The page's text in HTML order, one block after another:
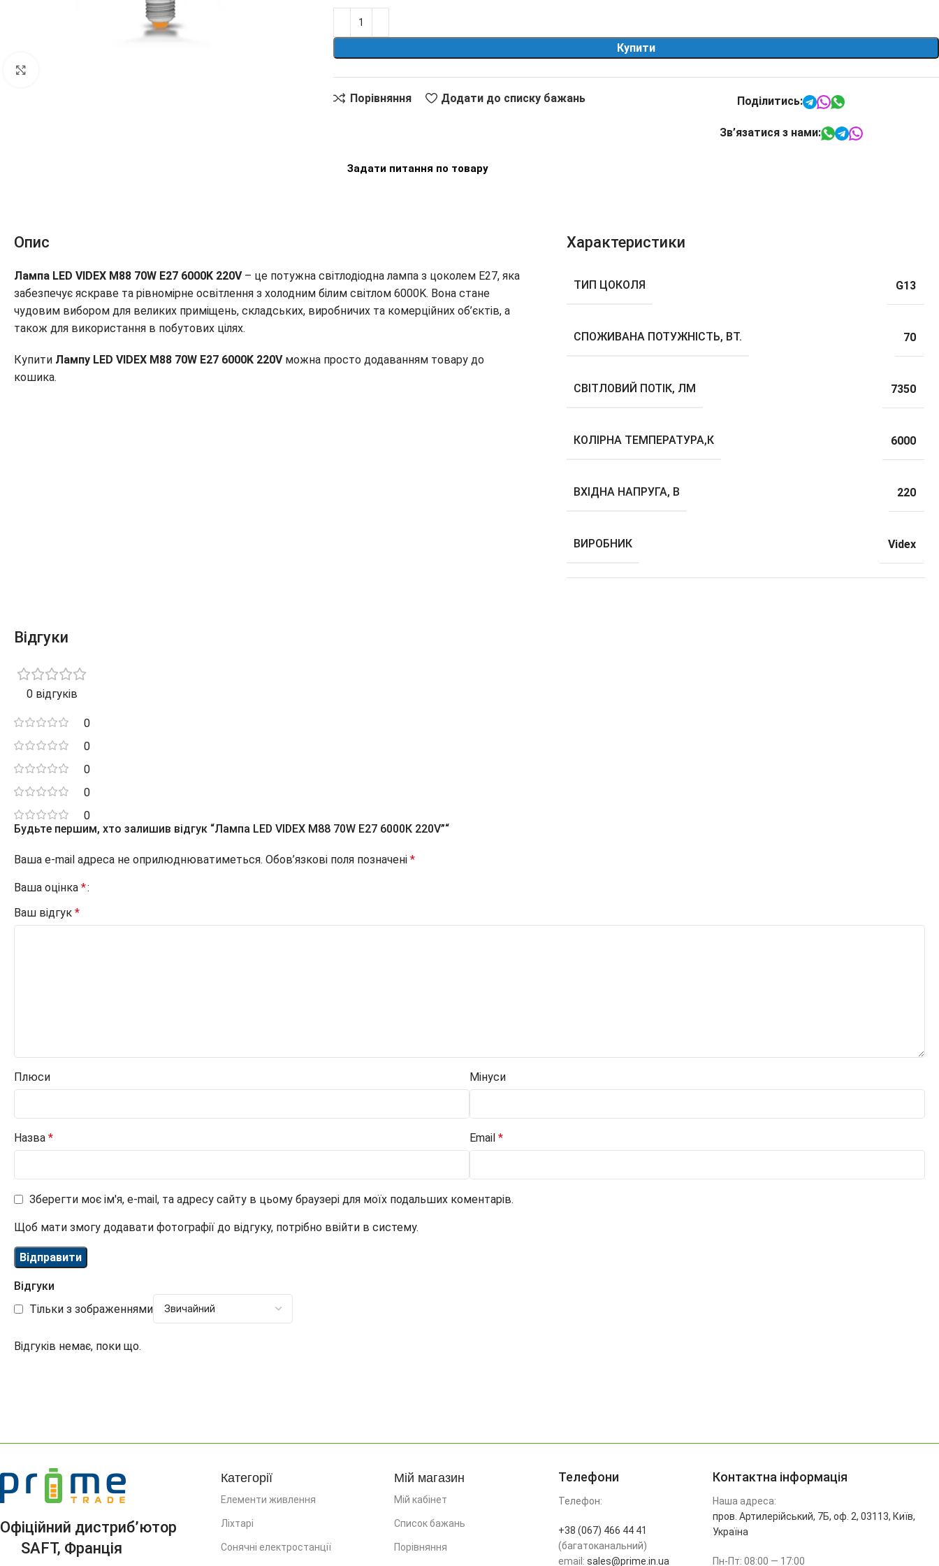
Купити
Порівняння Додати до списку бажань Поділитись:
Зв’язатися з нами:
Задати питання по товару
Опис
Лампа LED VIDEX M88 70W E27 6000K 220V– це потужна світлодіодна лампа з цоколем E27, яка
забезпечує яскраве та рівномірне освітлення з холодним білим світлом 6000K. Вона стане
чудовим вибором для великих приміщень, складських, виробничих та комерційних об’єктів, а
також для використання в побутових цілях.
Купити Лампу LED VIDEX M88 70W E27 6000K 220Vможна просто додаванням товару до
кошика.
Характеристики
ТИП ЦОКОЛЯ G13
СПОЖИВАНА ПОТУЖНІСТЬ, ВТ. 70
СВІТЛОВИЙ ПОТІК, ЛМ 7350
КОЛІРНА ТЕМПЕРАТУРА,К 6000
ВХІДНА НАПРУГА, В 220
ВИРОБНИК Videx
Відгуки
0 відгуків
0
0
0
0
0
Відгуки
Тільки з зображеннями
Відгуків немає, поки що.
Будьте першим, хто залишив відгук “Лампа LED VIDEX M88 70W E27 6000К 220V”“
Ваша e-mail адреса не оприлюднюватиметься. Обов’язкові поля позначені *
Ваша оцінка *
Ваш відгук *
Плюси Мінуси
Назва * Email *
Зберегти моє ім'я, e-mail, та адресу сайту в цьому браузері для моїх подальших коментарів.
Щоб мати змогу додавати фотографії до відгуку, потрібно ввійти в систему.
Офіційний дистриб’ютор
SAFT, Франція
Категорії
Елементи живлення
Ліхтарі
Сонячні електростанції
Мій магазин
Мій кабінет
Список бажань
Порівняння
Телефони
Телефон:
+38 (067) 466 44 41
(багатоканальний)
email:sales@prime.in.ua
Контактна інформація
Наша адреса:
пров. Артилерійський, 7Б, оф. 2, 03113, Київ,
Україна
Пн-Пт: 08:00 — 17:00